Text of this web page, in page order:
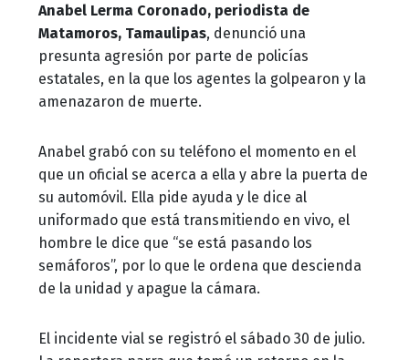
Anabel Lerma Coronado, periodista de
Matamoros, Tamaulipas, denunció una
presunta agresión por parte de policías
estatales, en la que los agentes la golpearon y la
amenazaron de muerte.
Anabel grabó con su teléfono el momento en el
que un oficial se acerca a ella y abre la puerta de
su automóvil. Ella pide ayuda y le dice al
uniformado que está transmitiendo en vivo, el
hombre le dice que “se está pasando los
semáforos”, por lo que le ordena que descienda
de la unidad y apague la cámara.
El incidente vial se registró el sábado 30 de julio.